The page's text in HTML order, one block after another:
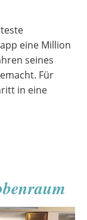
eine Million
seines
Für
in eine